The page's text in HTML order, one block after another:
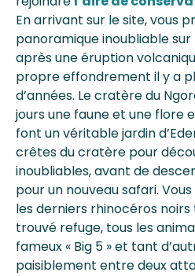
En arrivant sur le site, vous
panoramique inoubliable
après une éruption
propre effondrement il y a
d’années. Le cratère du
jours une faune et une flore
font un véritable jardin
crêtes du cratère pour
inoubliables, avant de
pour un nouveau safari.
les derniers rhinocéros
trouvé refuge, tous les
fameux « Big 5 » et tant
paisiblement entre deux